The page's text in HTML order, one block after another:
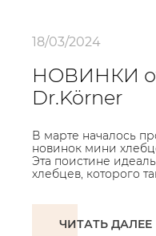
18/03/2024
НОВИНКИ
Dr.Körner
В марте началось
новинок мини
Эта поистине
хлебцев, которого
ЧИТАТЬ ДАЛЕЕ